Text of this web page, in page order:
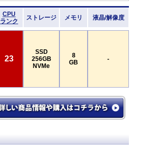
CPU
ランク
ストレージ メモリ 液晶/解像度
23
SSD
256GB
NVMe
8
GB
-